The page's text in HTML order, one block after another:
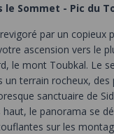
le Sommet - Pic du
par un copieux
ascension vers le
le mont Toubkal. Le
un terrain rocheux, des
sanctuaire de
haut, le panorama se
sur les